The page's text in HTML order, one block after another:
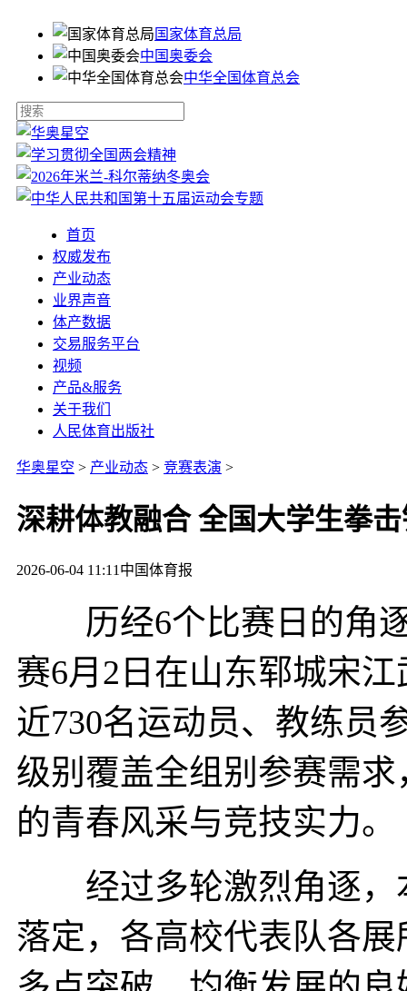
国家体育总局
中国奥委会
中华全国体育总会
首页
权威发布
产业动态
业界声音
体产数据
交易服务平台
视频
产品&服务
关于我们
人民体育出版社
华奥星空 > 产业动态 > 竞赛表演 >
深耕体教融合 全国大学生拳
2026-06-04 11:11 中国体育报
历经6个比赛日的角逐
赛6月2日在山东郓城宋
近730名运动员、教练员
级别覆盖全组别参赛需
的青春风采与竞技实力。
经过多轮激烈角逐，
落定，各高校代表队各